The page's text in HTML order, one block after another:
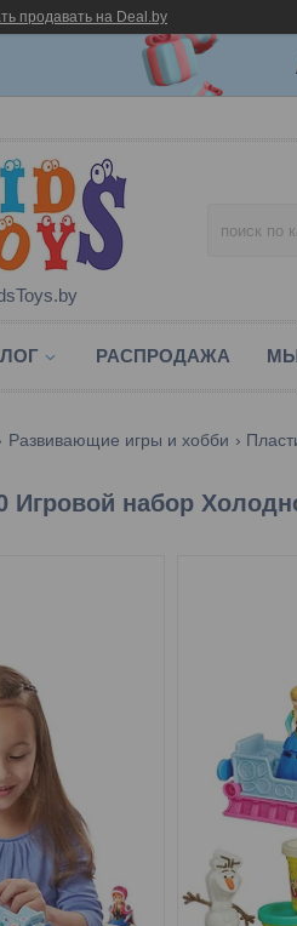
продавать на Deal.by
РАСПРОДАЖА
Развивающие игры и хобби
Игровой набор